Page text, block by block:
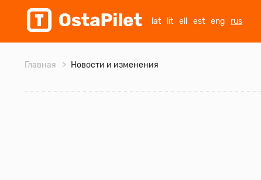
lat lit ell est eng rus
Главная Новости и изменения